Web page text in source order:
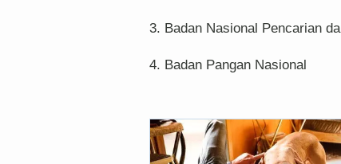
3. Badan Nasional Pencarian
4. Badan Pangan Nasional